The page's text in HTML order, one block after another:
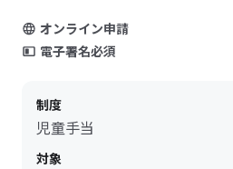
オンライン申請
電子署名必須
制度
児童手当
対象